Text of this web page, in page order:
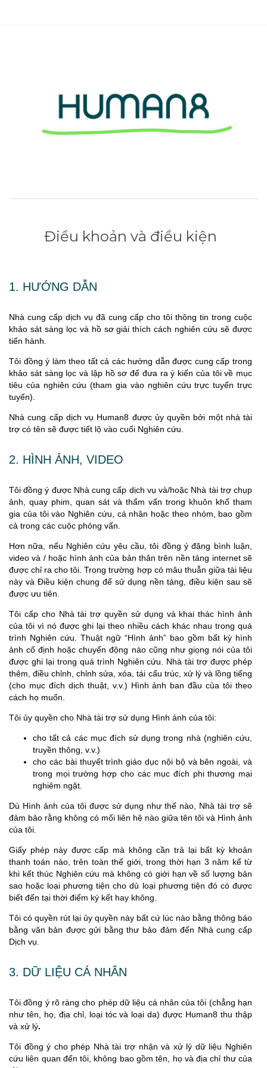
Điều khoản và điều kiện
1. HƯỚNG DẪN
Nhà cung cấp dịch vụ đã cung cấp cho tôi thông tin trong cuộc
khảo sát sàng lọc và hồ sơ giải thích cách nghiên cứu sẽ được
tiến hành.
Tôi đồng ý làm theo tất cả các hướng dẫn được cung cấp trong
khảo sát sàng lọc và lập hồ sơ để đưa ra ý kiến của tôi về mục
tiêu của nghiên cứu (tham gia vào nghiên cứu trực tuyến trực
tuyến).
Nhà cung cấp dịch vụ Human8 được ủy quyền bởi một nhà tài
trợ có tên sẽ được tiết lộ vào cuối Nghiên cứu.
2. HÌNH ẢNH, VIDEO
Tôi đồng ý được Nhà cung cấp dịch vụ và/hoặc Nhà tài trợ chụp
ảnh, quay phim, quan sát và thẩm vấn trong khuôn khổ tham
gia của tôi vào Nghiên cứu, cá nhân hoặc theo nhóm, bao gồm
cả trong các cuộc phỏng vấn.
Hơn nữa, nếu Nghiên cứu yêu cầu, tôi đồng ý đăng bình luận,
video và / hoặc hình ảnh của bản thân trên nền tảng internet sẽ
được chỉ ra cho tôi. Trong trường hợp có mâu thuẫn giữa tài liệu
này và Điều kiện chung để sử dụng nền tảng, điều kiện sau sẽ
được ưu tiên.
Tôi cấp cho Nhà tài trợ quyền sử dụng và khai thác hình ảnh
của tôi vì nó được ghi lại theo nhiều cách khác nhau trong quá
trình Nghiên cứu. Thuật ngữ “Hình ảnh” bao gồm bất kỳ hình
ảnh cố định hoặc chuyển động nào cũng như giọng nói của tôi
được ghi lại trong quá trình Nghiên cứu. Nhà tài trợ được phép
thêm, điều chỉnh, chỉnh sửa, xóa, tái cấu trúc, xử lý và lồng tiếng
(cho mục đích dịch thuật, v.v.) Hình ảnh ban đầu của tôi theo
cách họ muốn.
Tôi ủy quyền cho Nhà tài trợ sử dụng Hình ảnh của tôi:
cho tất cả các mục đích sử dụng trong nhà (nghiên cứu,
truyền thông, v.v.)
cho các bài thuyết trình giáo dục nội bộ và bên ngoài, và
trong mọi trường hợp cho các mục đích phi thương mại
nghiêm ngặt.
Dù Hình ảnh của tôi được sử dụng như thế nào, Nhà tài trợ sẽ
đảm bảo rằng không có mối liên hệ nào giữa tên tôi và Hình ảnh
của tôi.
Giấy phép này được cấp mà không cần trả lại bất kỳ khoản
thanh toán nào, trên toàn thế giới, trong thời hạn 3 năm kể từ
khi kết thúc Nghiên cứu mà không có giới hạn về số lượng bản
sao hoặc loại phương tiện cho dù loại phương tiện đó có được
biết đến tại thời điểm ký kết hay không.
Tôi có quyền rút lại ủy quyền này bất cứ lúc nào bằng thông báo
bằng văn bản được gửi bằng thư bảo đảm đến Nhà cung cấp
Dịch vụ.
3. DỮ LIỆU CÁ NHÂN
Tôi đồng ý rõ ràng cho phép dữ liệu cá nhân của tôi (chẳng hạn
như tên, họ, địa chỉ, loại tóc và loại da) được Human8 thu thập
và xử lý.
Tôi đồng ý cho phép Nhà tài trợ nhận và xử lý dữ liệu Nghiên
cứu liên quan đến tôi, không bao gồm tên, họ và địa chỉ thư của